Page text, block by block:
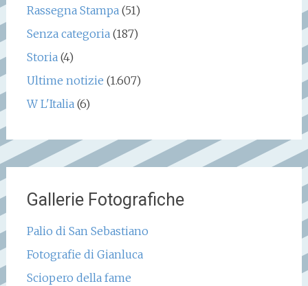
Rassegna Stampa(51)
Senza categoria(187)
Storia(4)
Ultime notizie (1.607)
W L'Italia(6)
Gallerie Fotografiche
Palio di San Sebastiano
Fotografie di Gianluca
Sciopero della fame